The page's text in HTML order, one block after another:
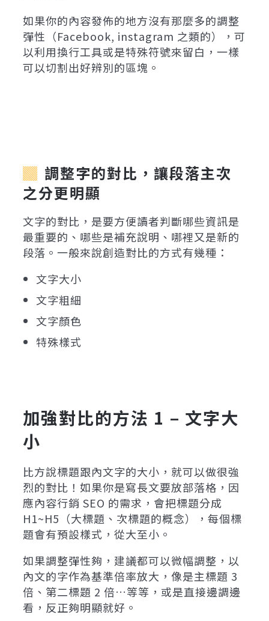
如果你的內容發佈的地方沒有那麼多的調整
彈性（Facebook, instagram 之類的），可
以利用換行工具或是特殊符號來留白，一樣
可以切割出好辨別的區塊。
調整字的對比，讓段落主次
之分更明顯
文字的對比，是要方便讀者判斷哪些資訊是
最重要的、哪些是補充說明、哪裡又是新的
段落。一般來說創造對比的方式有幾種：
文字大小
文字粗細
文字顏色
特殊樣式
加強對比的方法 1 – 文字大
小
比方說標題跟內文字的大小，就可以做很強
烈的對比！如果你是寫長文要放部落格，因
應內容行銷 SEO 的需求，會把標題分成
H1~H5（大標題、次標題的概念），每個標
題會有預設樣式，從大至小。
如果調整彈性夠，建議都可以微幅調整，以
內文的字作為基準倍率放大，像是主標題 3
倍、第二標題 2 倍…等等，或是直接邊調邊
看，反正夠明顯就好。